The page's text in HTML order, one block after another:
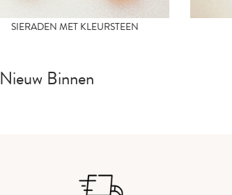
SIERADEN MET KLEURSTEEN
Nieuw Binnen